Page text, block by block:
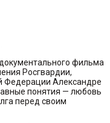
фильма
Росгвардии,
Федерации Александре
понятия — любовь
перед своим